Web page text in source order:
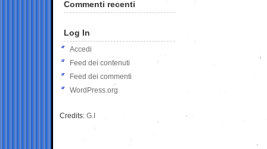
Commenti recenti
Log In
Accedi
Feed dei contenuti
Feed dei commenti
WordPress.org
Credits: G.I